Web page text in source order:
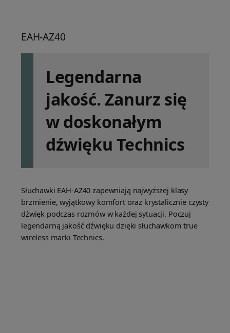
Kolor
srebrny
EAH-AZ40E-S
EAH-AZ40
Legendarna
jakość. Zanurz się
w doskonałym
dźwięku Technics
Słuchawki EAH-AZ40 zapewniają najwyższej klasy
brzmienie, wyjątkowy komfort oraz krystalicznie czysty
dźwięk podczas rozmów w każdej sytuacji. Poczuj
legendarną jakość dźwięku dzięki słuchawkom true
wireless marki Technics.